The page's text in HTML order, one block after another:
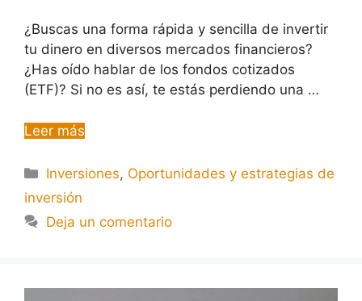
¿Buscas una forma rápida y sencilla de invertir
tu dinero en diversos mercados financieros?
¿Has oído hablar de los fondos cotizados
(ETF)? Si no es así, te estás perdiendo una …
Leer más
Inversiones, Oportunidades y estrategias de
inversión
Deja un comentario